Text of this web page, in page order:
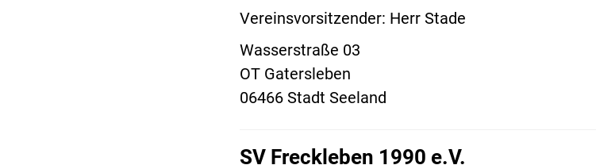
Vereinsvorsitzender: Herr Stade
Wasserstraße 03
OT Gatersleben
06466 Stadt Seeland
SV Freckleben 1990 e.V.